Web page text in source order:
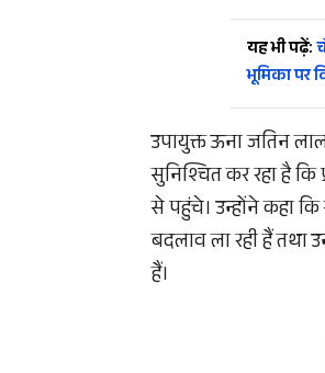
यह भी पढ़ें:
भूमिका पर
उपायुक्त ऊना जतिन
सुनिश्चित कर रहा है
से पहुंचे। उन्होंने कहा
बदलाव ला रही हैं तथा
हैं।